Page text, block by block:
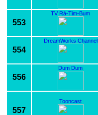
553
TV Rá-Tim-Bum
554
DreamWorks Channel
556
Dum Dum
557
Tooncast